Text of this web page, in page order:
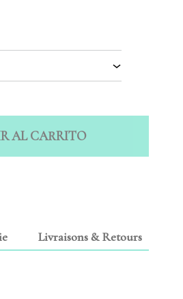
AL CARRITO
Livraisons & Retours